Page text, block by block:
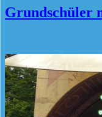
Grundschüler